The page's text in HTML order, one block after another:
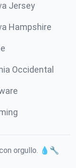
Jersey
Hampshire
Occidental
orgullo. 💧🔧